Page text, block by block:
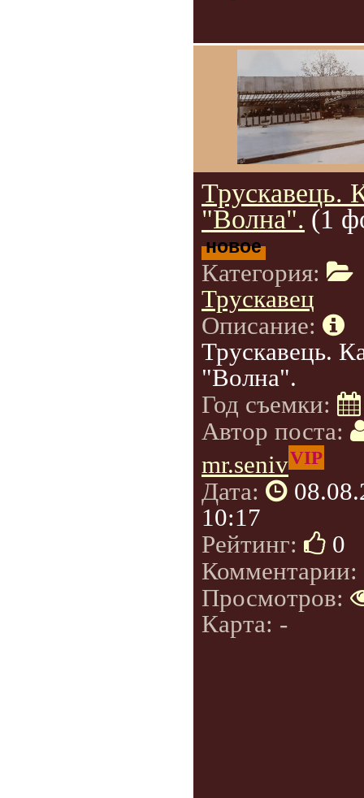
Трускавець.
"Волна". (1
новое
Категория:
Трускавец
Описание:
Трускавець.
"Волна".
Год съемки:
Автор поста:
mr.senivVIP
Дата:
10:17
Рейтинг:
0
Комментарии:
Просмотров:
Карта: -